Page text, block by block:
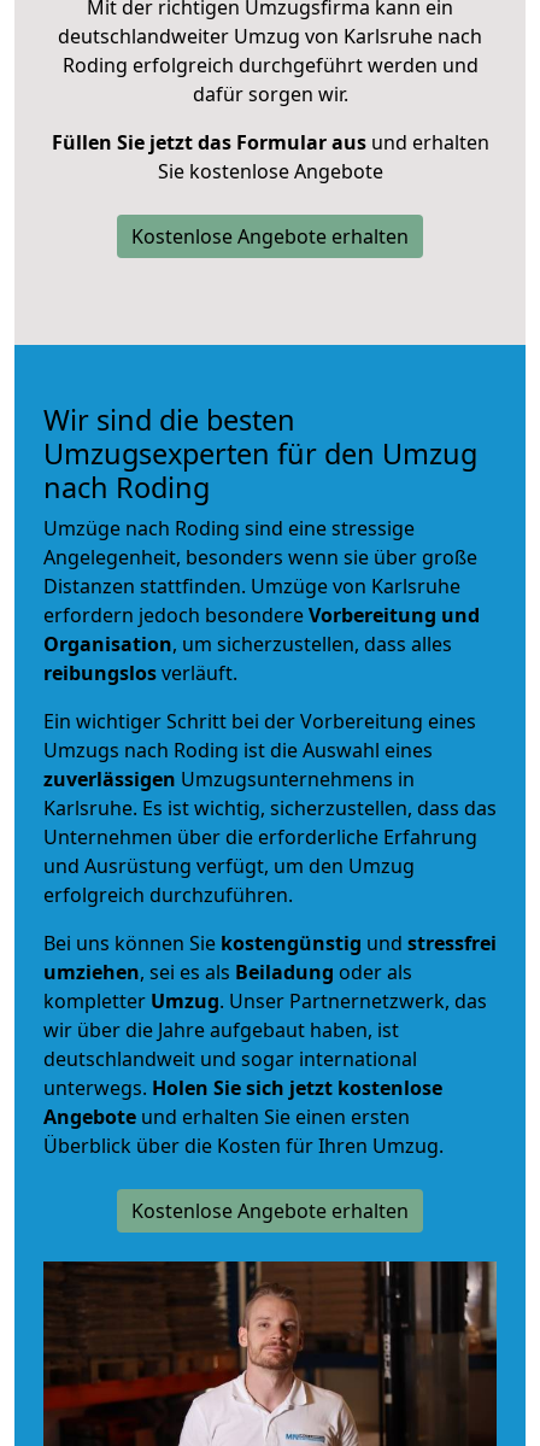
Mit der richtigen Umzugsfirma kann ein
deutschlandweiter Umzug von Karlsruhe nach
Roding erfolgreich durchgeführt werden und
dafür sorgen wir.
Füllen Sie jetzt das Formular ausund erhalten
Sie kostenlose Angebote
Kostenlose Angebote erhalten
Wir sind die besten
Umzugsexperten für den Umzug
nach Roding
Umzüge nach Roding sind eine stressige
Angelegenheit, besonders wenn sie über große
Distanzen stattfinden. Umzüge von Karlsruhe
erfordern jedoch besondereVorbereitung und
Organisation, um sicherzustellen, dass alles
reibungslosverläuft.
Ein wichtiger Schritt bei der Vorbereitung eines
Umzugs nach Roding ist die Auswahl eines
zuverlässigen Umzugsunternehmens in
Karlsruhe. Es ist wichtig, sicherzustellen, dass das
Unternehmen über die erforderliche Erfahrung
und Ausrüstung verfügt, um den Umzug
erfolgreich durchzuführen.
Bei uns können Sie kostengünstig und stressfrei
umziehen, sei es als Beiladung oder als
kompletter Umzug. Unser Partnernetzwerk, das
wir über die Jahre aufgebaut haben, ist
deutschlandweit und sogar international
unterwegs. Holen Sie sich jetzt kostenlose
Angebote und erhalten Sie einen ersten
Überblick über die Kosten für Ihren Umzug.
Kostenlose Angebote erhalten